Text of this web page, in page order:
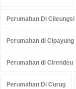
Perumahan Di Cileungsi
Perumahan di Cipayung
Perumahan di Cirendeu
Perumahan Di Curug